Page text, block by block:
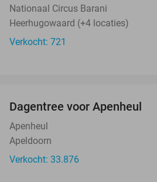
Nationaal Circus Barani
Heerhugowaard (+4 locaties)
Verkocht: 721
Dagentree voor Apenheul
Apenheul
Apeldoorn
Verkocht: 33.876